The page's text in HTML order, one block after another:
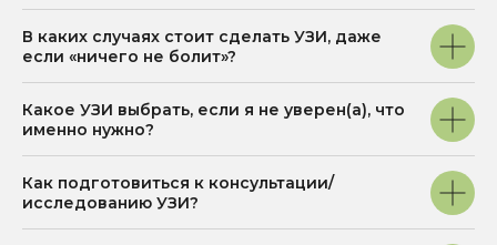
В каких случаях стоит сделать УЗИ, даже
если «ничего не болит»?
Какое УЗИ выбрать, если я не уверен(а), что
именно нужно?
Как подготовиться к консультации/
исследованию УЗИ?